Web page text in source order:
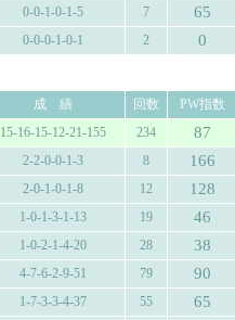
0-0-1-0-1-5 7 65
0-0-0-1-0-1 2 0
成 績 回数
PW指数
15-16-15-12-21-155 234 87
2-2-0-0-1-3 8 166
2-0-1-0-1-8 12 128
1-0-1-3-1-13 19 46
1-0-2-1-4-20 28 38
4-7-6-2-9-51 79 90
1-7-3-3-4-37 55 65